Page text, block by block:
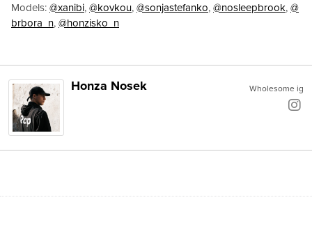
Models: @xanibi, @kovkou, @sonjastefanko, @nosleepbrook, @
brbora_n, @honzisko_n
Wholesome ig
Honza Nosek